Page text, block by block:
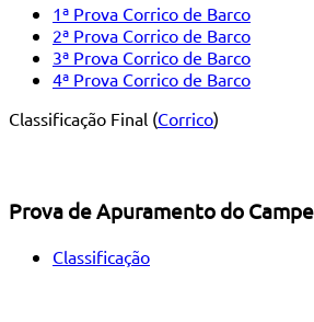
1ª Prova Corrico de Barco
2ª Prova Corrico de Barco
3ª Prova Corrico de Barco
4ª Prova Corrico de Barco
Classificação Final (Corrico)
Prova de Apuramento do
Classificação